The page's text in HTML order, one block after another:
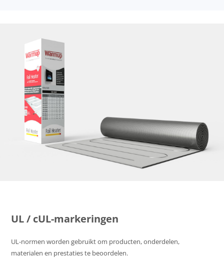
UL / cUL-markeringen
UL-normen worden gebruikt om producten, onderdelen,
materialen en prestaties te beoordelen.